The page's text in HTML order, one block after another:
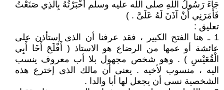
جَاءَ رَسُولُ اللَّهِ صلى الله عليه وسلم أَخْبَرْتُهُ بِالَّذِي صَنَعْتُ
فَأَمَرَنِي أَنْ آذَنَ لَهُ عَلَىَّ ‏. )
تعليق :
1 ـ هنا الفتح الكبير ، فقد عرفنا أن الذى إستأذن على
عائشة أو عمها من الرضاع هو الاستاذ ( أَفْلَحَ أَخَا أَبِي
الْقُعَيْسِ ) . وهو شخص مجهول بلا أب معروف ينسب
اليه ، منسوب لأخيه . يعنى أن مالك الذى إخترع هذه
الشخصية نسى أن يجعل لها أبا والدا .